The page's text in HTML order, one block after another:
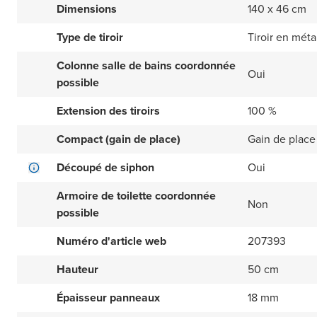
Dimensions
140 x 46 cm
Type de tiroir
Tiroir en
Colonne salle de bains coordonnée
possible
Oui
Extension des tiroirs
100 %
Compact (gain de place)
Gain de place
Découpé de siphon
Oui
Armoire de toilette coordonnée
possible
Non
Numéro d'article web
207393
Hauteur
50 cm
Épaisseur panneaux
18 mm